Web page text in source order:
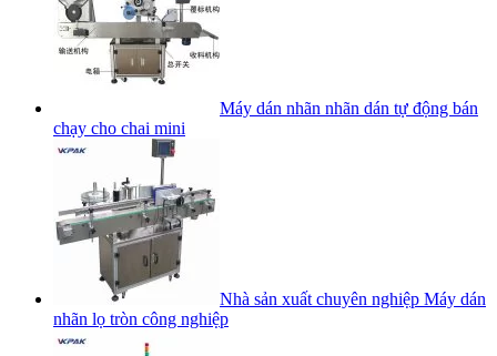
Máy dán nhãn nhãn dán tự động bán
chạy cho chai mini
Nhà sản xuất chuyên nghiệp Máy dán
nhãn lọ tròn công nghiệp